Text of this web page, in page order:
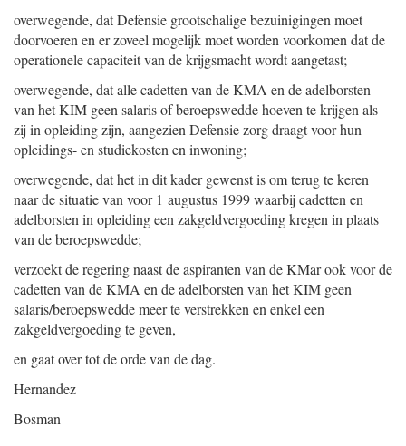
overwegende, dat Defensie grootschalige bezuinigingen moet
doorvoeren en er zoveel mogelijk moet worden voorkomen dat de
operationele capaciteit van de krijgsmacht wordt aangetast;
overwegende, dat alle cadetten van de KMA en de adelborsten
van het KIM geen salaris of beroepswedde hoeven te krijgen als
zij in opleiding zijn, aangezien Defensie zorg draagt voor hun
opleidings- en studiekosten en inwoning;
overwegende, dat het in dit kader gewenst is om terug te keren
naar de situatie van voor 1 augustus 1999 waarbij cadetten en
adelborsten in opleiding een zakgeldvergoeding kregen in plaats
van de beroepswedde;
verzoekt de regering naast de aspiranten van de KMar ook voor de
cadetten van de KMA en de adelborsten van het KIM geen
salaris/beroepswedde meer te verstrekken en enkel een
zakgeldvergoeding te geven,
en gaat over tot de orde van de dag.
Hernandez
Bosman